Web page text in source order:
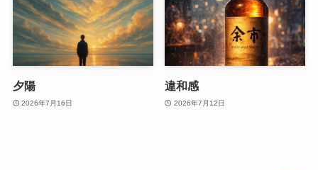
夕陽
2026年7月16日
違和感
2026年7月12日